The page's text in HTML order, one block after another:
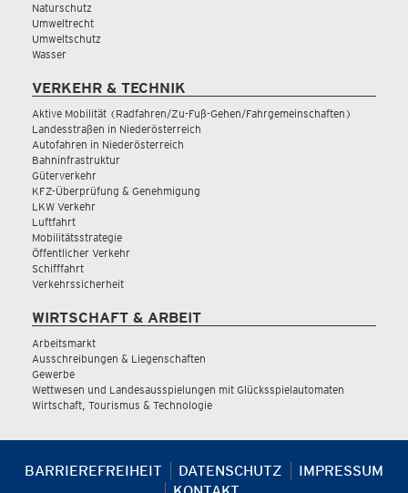
Naturschutz
Umweltrecht
Umweltschutz
Wasser
VERKEHR & TECHNIK
Aktive Mobilität (Radfahren/Zu-Fuß-Gehen/Fahrgemeinschaften)
Landesstraßen in Niederösterreich
Autofahren in Niederösterreich
Bahninfrastruktur
Güterverkehr
KFZ-Überprüfung & Genehmigung
LKW Verkehr
Luftfahrt
Mobilitätsstrategie
Öffentlicher Verkehr
Schifffahrt
Verkehrssicherheit
WIRTSCHAFT & ARBEIT
Arbeitsmarkt
Ausschreibungen & Liegenschaften
Gewerbe
Wettwesen und Landesausspielungen mit Glücksspielautomaten
Wirtschaft, Tourismus & Technologie
BARRIEREFREIHEIT DATENSCHUTZ
IMPRESSUM